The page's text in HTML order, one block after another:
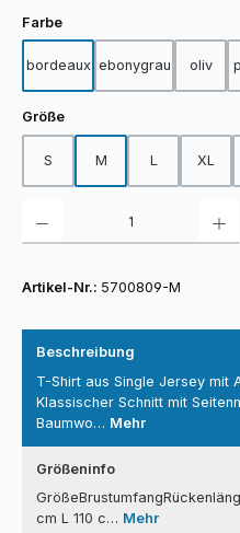
Farbeauswählen
bordeaux ebonygrau oliv
Größeauswählen
S M L XL
Artikel-Nr.: 5700809-M
Beschreibung
T-Shirt aus Single Jersey mit
Klassischer Schnitt mit
Baumwo… Mehr
Größeninfo
cm L 110 c… Mehr